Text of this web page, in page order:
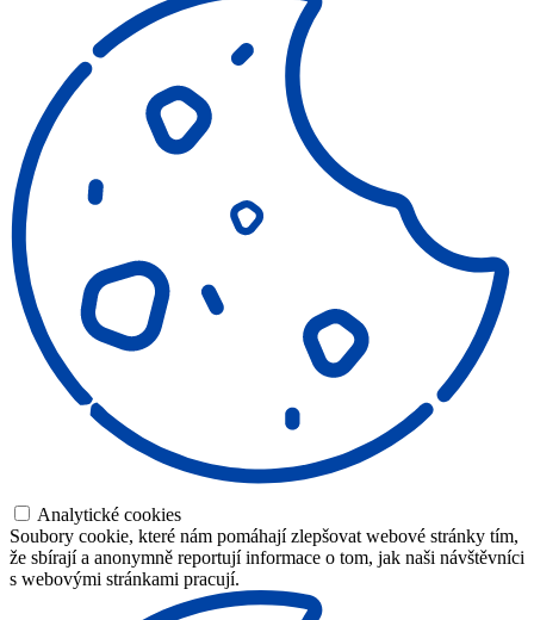
Analytické cookies
Soubory cookie, které nám pomáhají zlepšovat webové stránky tím,
že sbírají a anonymně reportují informace o tom, jak naši návštěvníci
s webovými stránkami pracují.